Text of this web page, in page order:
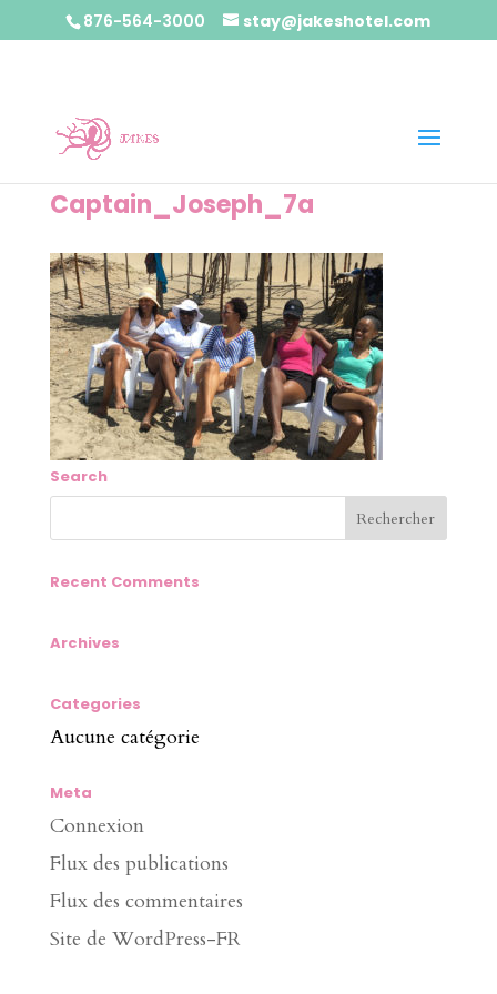
876-564-3000 stay@jakeshotel.com
Captain_Joseph_7a
Search
Recent Comments
Archives
Categories
Aucune catégorie
Meta
Connexion
Flux des publications
Flux des commentaires
Site de WordPress-FR